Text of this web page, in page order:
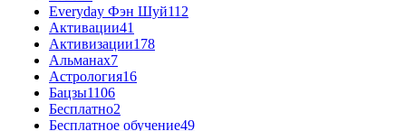
Everyday Фэн Шуй112
Активации41
Активизации178
Альманах7
Астрология16
Бацзы1106
Бесплатно2
Бесплатное обучение49